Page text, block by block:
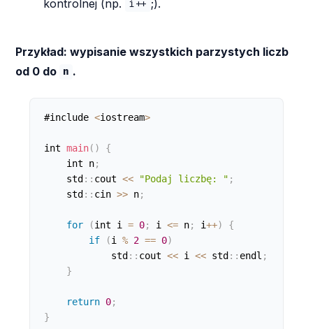
kontrolnej (np.
i++ ;).
Przykład: wypisanie wszystkich parzystych liczb
od 0 do n .
#include <iostream>
int main( )
{
    int n
;
    std
: : cout << "Podaj liczbę: " ;
    std
: : cin >> n;
for (int i = 0; i <= n; i++)
{
if
(i % 2 == 0)
            std
: : cout << i << std: : endl ;
}
return 0;
}